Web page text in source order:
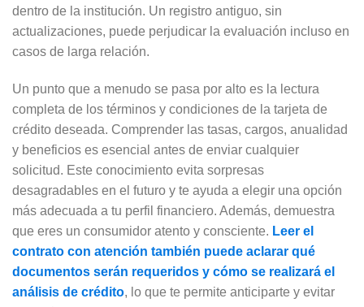
dentro de la institución. Un registro antiguo, sin
actualizaciones, puede perjudicar la evaluación incluso en
casos de larga relación.
Un punto que a menudo se pasa por alto es la lectura
completa de los términos y condiciones de la tarjeta de
crédito deseada. Comprender las tasas, cargos, anualidad
y beneficios es esencial antes de enviar cualquier
solicitud. Este conocimiento evita sorpresas
desagradables en el futuro y te ayuda a elegir una opción
más adecuada a tu perfil financiero. Además, demuestra
que eres un consumidor atento y consciente. Leer el
contrato con atención también puede aclarar qué
documentos serán requeridos y cómo se realizará el
análisis de crédito, lo que te permite anticiparte y evitar